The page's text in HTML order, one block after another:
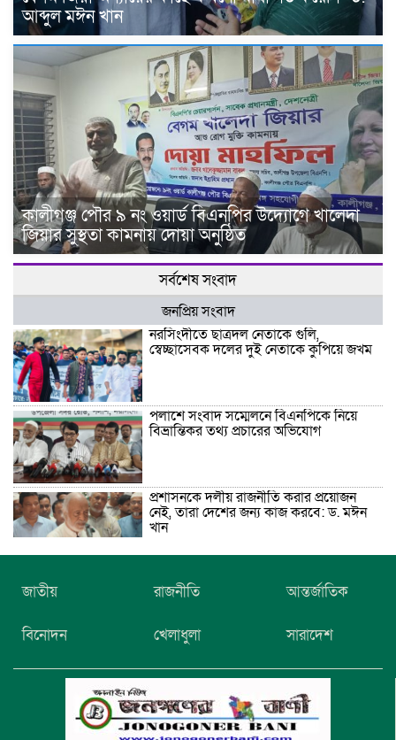
আব্দুল মঈন খান
কালীগঞ্জ পৌর ৯ নং ওয়ার্ড বিএনপির উদ্যোগে খালেদা
জিয়ার সুস্থতা কামনায় দোয়া অনুষ্ঠিত
সর্বশেষ সংবাদ
জনপ্রিয় সংবাদ
নরসিংদীতে ছাত্রদল নেতাকে গুলি,
স্বেচ্ছাসেবক দলের দুই নেতাকে কুপিয়ে জখম
পলাশে সংবাদ সম্মেলনে বিএনপিকে নিয়ে
বিভ্রান্তিকর তথ্য প্রচারের অভিযোগ
প্রশাসনকে দলীয় রাজনীতি করার প্রয়োজন
নেই, তারা দেশের জন্য কাজ করবে: ড. মঈন
খান
নিখোঁজের তিনদিন পর মাইক্রোবাস চালকের
মরদেহ উদ্ধার
উচ্চ বিদ্যালয়ের ৮১তম বার্ষিক ক্রীড়া
জাতীয় রাজনীতি আন্তর্জাতিক
বিনোদন খেলাধুলা সারাদেশ